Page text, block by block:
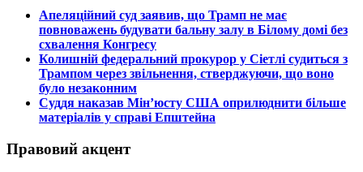
​Апеляційний суд заявив, що Трамп не має
повноважень будувати бальну залу в Білому домі без
схвалення Конгресу
​Колишній федеральний прокурор у Сіетлі судиться з
Трампом через звільнення, стверджуючи, що воно
було незаконним
​Суддя наказав Мін’юсту США оприлюднити більше
матеріалів у справі Епштейна
Правовий акцент